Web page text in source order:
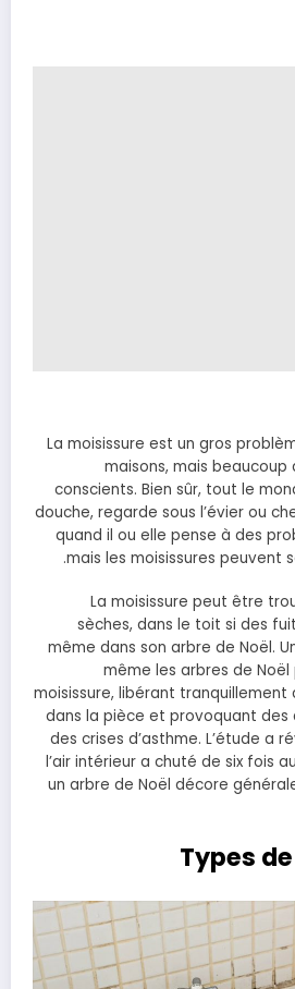
La moisissure est un gros
maisons, mais beaucoup
conscients. Bien sûr, tout le
douche, regarde sous l’évier ou
quand il ou elle pense à des
mais les moisissures peuvent
La moisissure peut être
sèches, dans le toit si des
même dans son arbre de Noël.
même les arbres de
moisissure, libérant tranquillement
dans la pièce et provoquant des
des crises d’asthme. L’étude a
l’air intérieur a chuté de six fois
un arbre de Noël décore
Types